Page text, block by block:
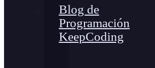
Blog de
Programación
KeepCoding